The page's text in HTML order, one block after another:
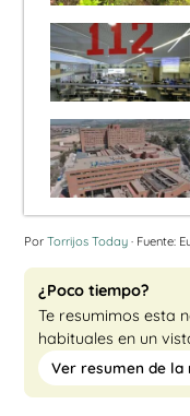
Por Torrijos Today · Fuente:
¿Poco tiempo?
Te resumimos esta
habituales en un
Ver resumen de la